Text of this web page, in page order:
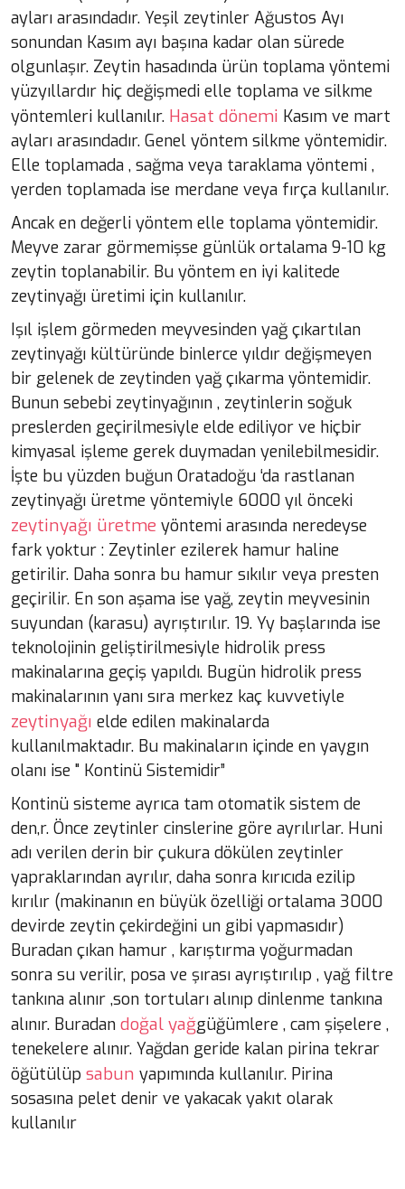
ayları arasındadır. Yeşil zeytinler Ağustos Ayı
sonundan Kasım ayı başına kadar olan sürede
olgunlaşır. Zeytin hasadında ürün toplama yöntemi
yüzyıllardır hiç değişmedi elle toplama ve silkme
yöntemleri kullanılır. Hasat dönemi Kasım ve mart
ayları arasındadır. Genel yöntem silkme yöntemidir.
Elle toplamada , sağma veya taraklama yöntemi ,
yerden toplamada ise merdane veya fırça kullanılır.
Ancak en değerli yöntem elle toplama yöntemidir.
Meyve zarar görmemişse günlük ortalama 9-10 kg
zeytin toplanabilir. Bu yöntem en iyi kalitede
zeytinyağı üretimi için kullanılır.
Işıl işlem görmeden meyvesinden yağ çıkartılan
zeytinyağı kültüründe binlerce yıldır değişmeyen
bir gelenek de zeytinden yağ çıkarma yöntemidir.
Bunun sebebi zeytinyağının , zeytinlerin soğuk
preslerden geçirilmesiyle elde ediliyor ve hiçbir
kimyasal işleme gerek duymadan yenilebilmesidir.
İşte bu yüzden buğun Oratadoğu ‘da rastlanan
zeytinyağı üretme yöntemiyle 6000 yıl önceki
zeytinyağı üretme yöntemi arasında neredeyse
fark yoktur : Zeytinler ezilerek hamur haline
getirilir. Daha sonra bu hamur sıkılır veya presten
geçirilir. En son aşama ise yağ, zeytin meyvesinin
suyundan (karasu) ayrıştırılır. 19. Yy başlarında ise
teknolojinin geliştirilmesiyle hidrolik press
makinalarına geçiş yapıldı. Bugün hidrolik press
makinalarının yanı sıra merkez kaç kuvvetiyle
zeytinyağı elde edilen makinalarda
kullanılmaktadır. Bu makinaların içinde en yaygın
olanı ise " Kontinü Sistemidir”
Kontinü sisteme ayrıca tam otomatik sistem de
den,r. Önce zeytinler cinslerine göre ayrılırlar. Huni
adı verilen derin bir çukura dökülen zeytinler
yapraklarından ayrılır, daha sonra kırıcıda ezilip
kırılır (makinanın en büyük özelliği ortalama 3000
devirde zeytin çekirdeğini un gibi yapmasıdır)
Buradan çıkan hamur , karıştırma yoğurmadan
sonra su verilir, posa ve şırası ayrıştırılıp , yağ filtre
tankına alınır ,son tortuları alınıp dinlenme tankına
alınır. Buradan doğal yağgüğümlere , cam şişelere ,
tenekelere alınır. Yağdan geride kalan pirina tekrar
öğütülüp sabun yapımında kullanılır. Pirina
sosasına pelet denir ve yakacak yakıt olarak
kullanılır